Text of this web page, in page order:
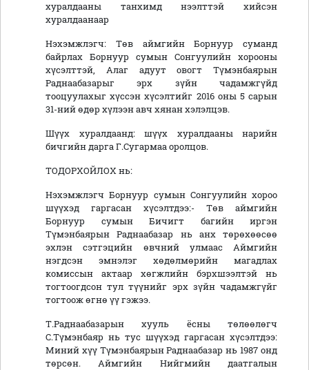
хуралдааны танхимд нээлттэй хийсэн
хуралдаанаар
Нэхэмжлэгч: Төв аймгийн Борнуур суманд
байрлах Борнуур сумын Сонгуулийн хорооны
хүсэлттэй, Алаг адуут овогт Түмэнбаярын
Раднаабазарыг эрх зүйн чадамжгүйд
тооцуулахыг хүссэн хүсэлтийг 2016 оны 5 сарын
31-ний өдөр хүлээн авч хянан хэлэлцэв.
Шүүх хуралдаанд: шүүх хуралдааны нарийн
бичгийн дарга Г.Сугармаа оролцов.
ТОДОРХОЙЛОХ нь:
Нэхэмжлэгч Борнуур сумын Сонгуулийн хороо
шүүхэд гаргасан хүсэлтдээ:- Төв аймгийн
Борнуур сумын Бичигт багийн иргэн
Түмэнбаярын Раднаабазар нь анх төрөхөөсөө
эхлэн сэтгэцийн өвчний улмаас Аймгийн
нэгдсэн эмнэлэг хөдөлмөрийн магадлах
комиссын актаар хөгжлийн бэрхшээлтэй нь
тогтоогдсон тул түүнийг эрх зүйн чадамжгүйг
тогтоож өгнө үү гэжээ.
Т.Раднаабазарын хууль ёсны төлөөлөгч
С.Түмэнбаяр нь тус шүүхэд гаргасан хүсэлтдээ:
Миний хүү Түмэнбаярын Раднаабазар нь 1987 онд
төрсөн. Аймгийн Нийгмийн даатгалын